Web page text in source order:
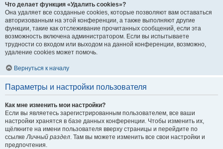
Что делает функция «Удалить cookies»?
Она удаляет все созданные cookies, которые позволяют вам оставаться
авторизованным на этой конференции, а также выполняют другие
функции, такие как отслеживание прочитанных сообщений, если эта
возможность включена администратором. Если вы испытываете
трудности со входом или выходом на данной конференции, возможно,
удаление cookies может помочь.
Вернуться к началу
Параметры и настройки пользователя
Как мне изменить мои настройки?
Если вы являетесь зарегистрированным пользователем, все ваши
настройки хранятся в базе данных конференции. Чтобы изменить их,
щёлкните на имени пользователя вверху страницы и перейдите по
ссылке Личный раздел . Там вы можете изменить все свои настройки и
предпочтения.